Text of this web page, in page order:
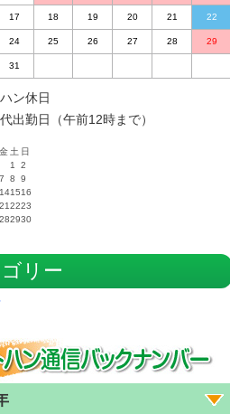
17 18 19 20 21 22
24 25 26 27 28 29
31
ハン休日
出勤日（午前12時まで）
金 土 日
1
2
7 8
9
141516
212223
282930
リー